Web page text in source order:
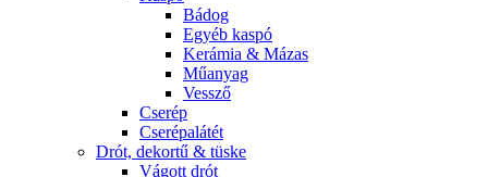
Bádog
Egyéb kaspó
Kerámia & Mázas
Műanyag
Vessző
Cserép
Cserépalátét
Drót, dekortű & tüske
Vágott drót